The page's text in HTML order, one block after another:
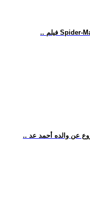
عن والده أحمد عد